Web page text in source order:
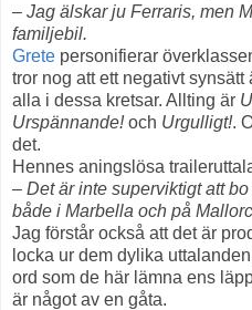
– Jag älskar ju Ferraris, men
familjebil.
Grete personifierar
tror nog att ett negativt
alla i dessa kretsar. Allting är
Urspännande!och Urgulligt!.
det.
Hennes aningslösa
– Det är inte superviktigt att
både i Marbella och på
Jag förstår också att det är
locka ur dem dylika
ord som de här lämna ens
är något av en gåta.